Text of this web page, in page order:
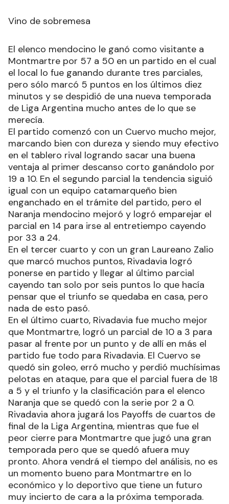
Vino de sobremesa
El elenco mendocino le ganó como visitante a
Montmartre por 57 a 50 en un partido en el cual
el local lo fue ganando durante tres parciales,
pero sólo marcó 5 puntos en los últimos diez
minutos y se despidió de una nueva temporada
de Liga Argentina mucho antes de lo que se
merecía.
El partido comenzó con un Cuervo mucho mejor,
marcando bien con dureza y siendo muy efectivo
en el tablero rival logrando sacar una buena
ventaja al primer descanso corto ganándolo por
19 a 10. En el segundo parcial la tendencia siguió
igual con un equipo catamarqueño bien
enganchado en el trámite del partido, pero el
Naranja mendocino mejoró y logró emparejar el
parcial en 14 para irse al entretiempo cayendo
por 33 a 24.
En el tercer cuarto y con un gran Laureano Zalio
que marcó muchos puntos, Rivadavia logró
ponerse en partido y llegar al último parcial
cayendo tan solo por seis puntos lo que hacía
pensar que el triunfo se quedaba en casa, pero
nada de esto pasó.
En el último cuarto, Rivadavia fue mucho mejor
que Montmartre, logró un parcial de 10 a 3 para
pasar al frente por un punto y de allí en más el
partido fue todo para Rivadavia. El Cuervo se
quedó sin goleo, erró mucho y perdió muchísimas
pelotas en ataque, para que el parcial fuera de 18
a 5 y el triunfo y la clasificación para el elenco
Naranja que se quedó con la serie por 2 a 0.
Rivadavia ahora jugará los Payoffs de cuartos de
final de la Liga Argentina, mientras que fue el
peor cierre para Montmartre que jugó una gran
temporada pero que se quedó afuera muy
pronto. Ahora vendrá el tiempo del análisis, no es
un momento bueno para Montmartre en lo
económico y lo deportivo que tiene un futuro
muy incierto de cara a la próxima temporada.